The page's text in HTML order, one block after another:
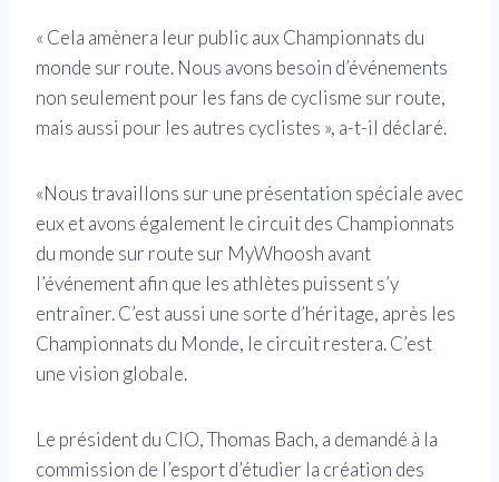
« Cela amènera leur public aux Championnats du
monde sur route. Nous avons besoin d’événements
non seulement pour les fans de cyclisme sur route,
mais aussi pour les autres cyclistes », a-t-il déclaré.
«Nous travaillons sur une présentation spéciale avec
eux et avons également le circuit des Championnats
du monde sur route sur MyWhoosh avant
l’événement afin que les athlètes puissent s’y
entraîner. C’est aussi une sorte d’héritage, après les
Championnats du Monde, le circuit restera. C’est
une vision globale.
Le président du CIO, Thomas Bach, a demandé à la
commission de l’esport d’étudier la création des